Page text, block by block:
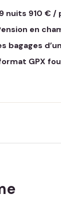
nuits 910 €
en
bagages
GPX